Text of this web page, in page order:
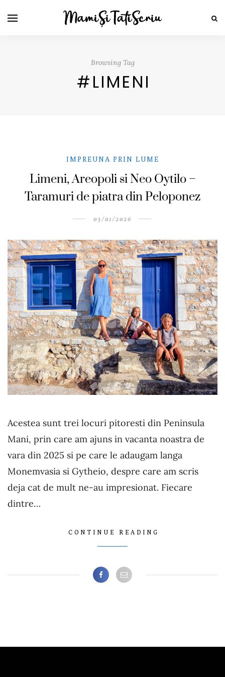
Browsing Tag
#LIMENI
IMPREUNA PRIN LUME
Limeni, Areopoli si Neo Oytilo –
Taramuri de piatra din Peloponez
03/01/2026
Acestea sunt trei locuri pitoresti din Peninsula
Mani, prin care am ajuns in vacanta noastra de
vara din 2025 si pe care le adaugam langa
Monemvasia si Gytheio, despre care am scris
deja cat de mult ne-au impresionat. Fiecare
dintre…
CONTINUE READING